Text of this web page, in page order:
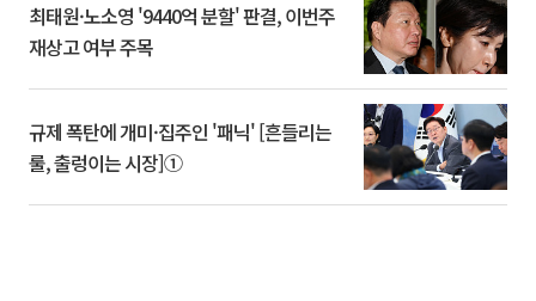
최태원·노소영 '9440억 분할' 판결, 이번주
재상고 여부 주목
규제 폭탄에 개미·집주인 '패닉' [흔들리는
룰, 출렁이는 시장]①